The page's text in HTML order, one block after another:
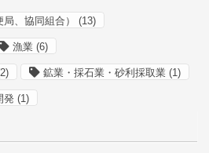
、協同組合） (13)
漁業 (6)
鉱業・採石業・砂利採取業 (1)
発 (1)